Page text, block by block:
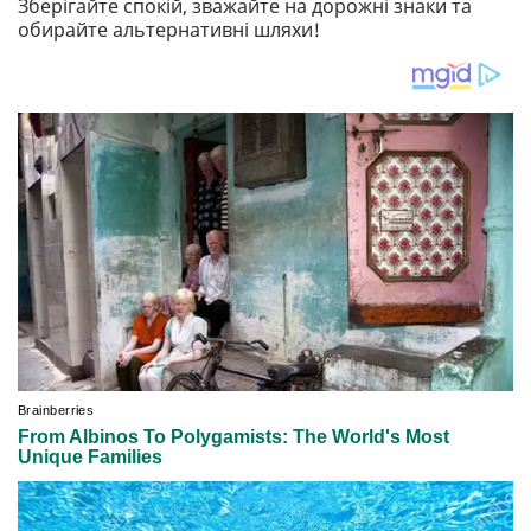
Зберігайте спокій, зважайте на дорожні знаки та
обирайте альтернативні шляхи!